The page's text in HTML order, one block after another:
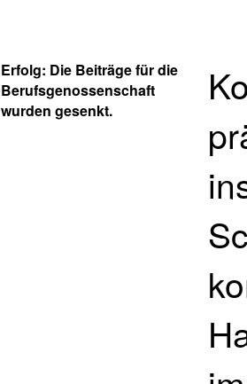
Erfolg: Die Beiträge für die
Berufsgenossenschaft
wurden gesenkt.